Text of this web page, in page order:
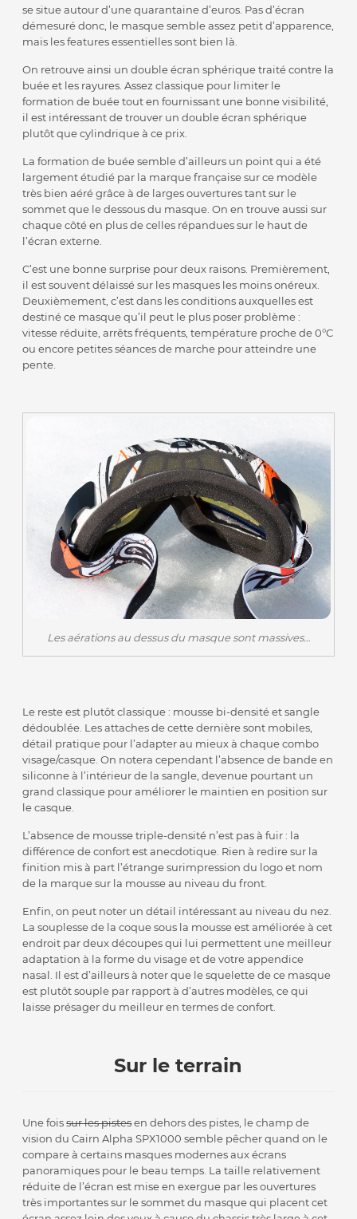
se situe autour d’une quarantaine d’euros. Pas d’écran
démesuré donc, le masque semble assez petit d’apparence,
mais les features essentielles sont bien là.
On retrouve ainsi un double écran sphérique traité contre la
buée et les rayures. Assez classique pour limiter le
formation de buée tout en fournissant une bonne visibilité,
il est intéressant de trouver un double écran sphérique
plutôt que cylindrique à ce prix.
La formation de buée semble d’ailleurs un point qui a été
largement étudié par la marque française sur ce modèle
très bien aéré grâce à de larges ouvertures tant sur le
sommet que le dessous du masque. On en trouve aussi sur
chaque côté en plus de celles répandues sur le haut de
l’écran externe.
C’est une bonne surprise pour deux raisons. Premièrement,
il est souvent délaissé sur les masques les moins onéreux.
Deuxièmement, c’est dans les conditions auxquelles est
destiné ce masque qu’il peut le plus poser problème :
vitesse réduite, arrêts fréquents, température proche de 0°C
ou encore petites séances de marche pour atteindre une
pente.
Les aérations au dessus du masque sont massives…
Le reste est plutôt classique : mousse bi-densité et sangle
dédoublée. Les attaches de cette dernière sont mobiles,
détail pratique pour l’adapter au mieux à chaque combo
visage/casque. On notera cependant l’absence de bande en
siliconne à l’intérieur de la sangle, devenue pourtant un
grand classique pour améliorer le maintien en position sur
le casque.
L’absence de mousse triple-densité n’est pas à fuir : la
différence de confort est anecdotique. Rien à redire sur la
finition mis à part l’étrange surimpression du logo et nom
de la marque sur la mousse au niveau du front.
Enfin, on peut noter un détail intéressant au niveau du nez.
La souplesse de la coque sous la mousse est améliorée à cet
endroit par deux découpes qui lui permettent une meilleur
adaptation à la forme du visage et de votre appendice
nasal. Il est d’ailleurs à noter que le squelette de ce masque
est plutôt souple par rapport à d’autres modèles, ce qui
laisse présager du meilleur en termes de confort.
Sur le terrain
Une foissur les pistesen dehors des pistes, le champ de
vision du Cairn Alpha SPX1000 semble pêcher quand on le
compare à certains masques modernes aux écrans
panoramiques pour le beau temps. La taille relativement
réduite de l’écran est mise en exergue par les ouvertures
très importantes sur le sommet du masque qui placent cet